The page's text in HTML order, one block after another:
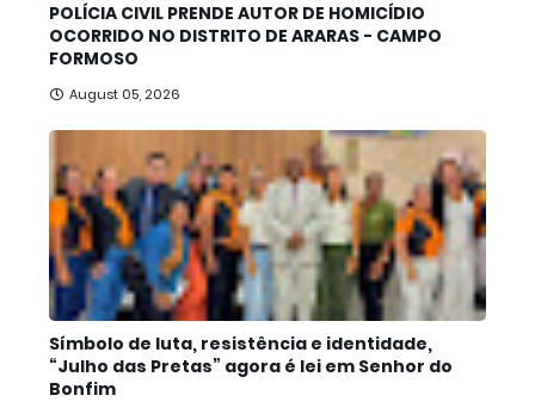
POLÍCIA CIVIL PRENDE AUTOR DE HOMICÍDIO
OCORRIDO NO DISTRITO DE ARARAS - CAMPO
FORMOSO
August 05, 2026
Símbolo de luta, resistência e identidade,
“Julho das Pretas” agora é lei em Senhor do
Bonfim